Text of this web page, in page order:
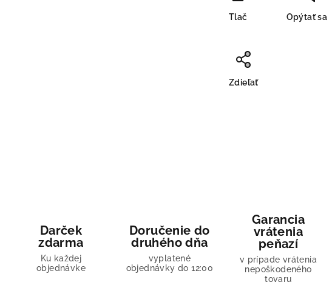
Tlač Opýtať sa
Zdieľať
Darček
zdarma
Ku každej
objednávke
Doručenie do
druhého dňa
vyplatené
objednávky do 12:00
Garancia
vrátenia
peňazí
v prípade vrátenia
nepoškodeného
tovaru